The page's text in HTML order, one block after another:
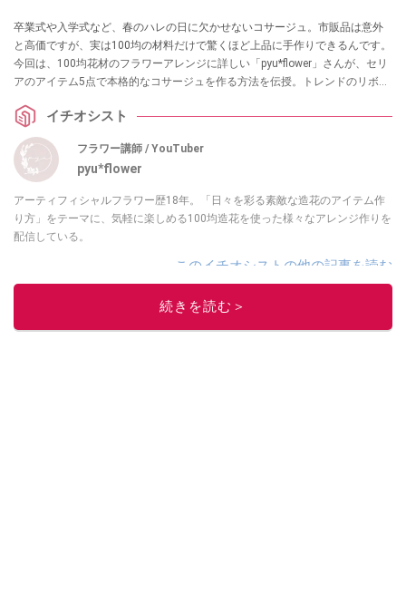
卒業式や入学式など、春のハレの日に欠かせないコサージュ。市販品は意外
と高価ですが、実は100均の材料だけで驚くほど上品に手作りできるんです。
今回は、100均花材のフラワーアレンジに詳しい「pyu*flower」さんが、セリ
アのアイテム5点で本格的なコサージュを作る方法を伝授。トレンドのリボン
しくご紹介します。
イチオシスト
フラワー講師 / YouTuber
pyu*flower
アーティフィシャルフラワー歴18年。「日々を彩る素敵な造花のアイテム作
り方」をテーマに、気軽に楽しめる100均造花を使った様々なアレンジ作りを
配信している。
このイチオシストの他の記事を読む
続きを読む＞